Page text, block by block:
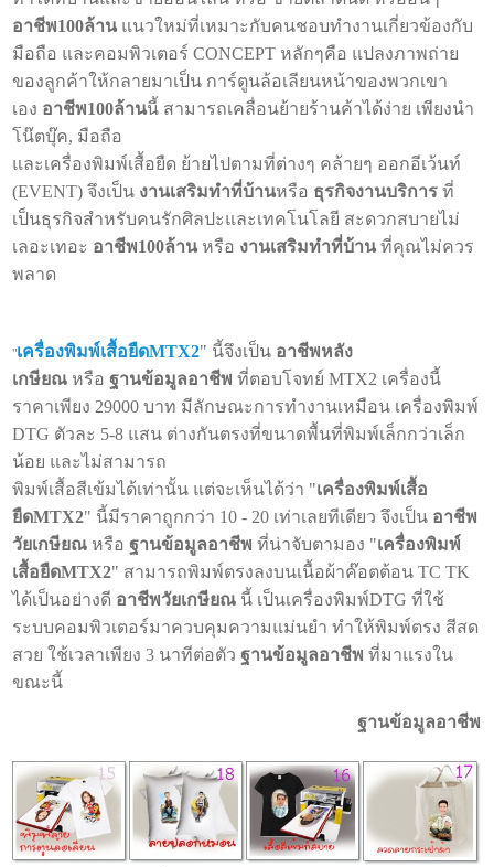
อาชีพ100ล้าน แนวใหม่ที่เหมาะกับคนชอบทำงานเกี่ยวข้องกับ
มือถือ และคอมพิวเตอร์ CONCEPT หลักๆคือ แปลงภาพถ่าย
ของลูกค้าให้กลายมาเป็น การ์ตูนล้อเลียนหน้าของพวกเขา
เอง อาชีพ100ล้านนี้ สามารถเคลื่อนย้ายร้านค้าได้ง่าย เพียงนำ
โน๊ตบุ๊ค, มือถือ
และเครื่องพิมพ์เสื้อยืด ย้ายไปตามที่ต่างๆ คล้ายๆ ออกอีเว้นท์
(EVENT) จึงเป็น งานเสริมทําที่บ้านหรือ ธุรกิจงานบริการ ที่
เป็นธุรกิจสำหรับคนรักศิลปะและเทคโนโลยี สะดวกสบายไม่
เลอะเทอะ อาชีพ100ล้าน หรือ งานเสริมทําที่บ้าน ที่คุณไม่ควร
พลาด
"เครื่องพิมพ์เสื้อยืดMTX2" นี้จึงเป็น อาชีพหลัง
เกษียณ หรือฐานข้อมูลอาชีพ ที่ตอบโจทย์ MTX2 เครื่องนี้
ราคาเพียง 29000 บาท มีลักษณะการทำงานเหมือน เครื่องพิมพ์
DTG ตัวละ 5-8 แสน ต่างกันตรงที่ขนาดพื้นที่พิมพ์เล็กกว่าเล็ก
น้อย และไม่สามารถ
พิมพ์เสื้อสีเข้มได้เท่านั้น แต่จะเห็นได้ว่า "เครื่องพิมพ์เสื้อ
ยืดMTX2" นี้มีราคาถูกกว่า 10 - 20 เท่าเลยทีเดียว จึงเป็น อาชีพ
วัยเกษียณ หรือฐานข้อมูลอาชีพ ที่น่าจับตามอง "เครื่องพิมพ์
เสื้อยืดMTX2" สามารถพิมพ์ตรงลงบนเนื้อผ้าค๊อตต้อน TC TK
ได้เป็นอย่างดี อาชีพวัยเกษียณ นี้ เป็นเครื่องพิมพ์DTG ที่ใช้
ระบบคอมพิวเตอร์มาควบคุมความแม่นยำ ทำให้พิมพ์ตรง สีสด
สวย ใช้เวลาเพียง 3 นาทีต่อตัวฐานข้อมูลอาชีพที่มาแรงใน
ขณะนี้
ฐานข้อมูลอาชีพ